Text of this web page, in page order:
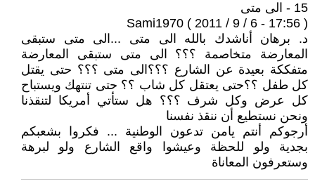
15 - الى متى
Sami1970 ( 2011 / 9 / 6 - 17:56 )
د. برهان أناشدك بالله الى متى ...الى متى ستبقى
المعارضة متخاصمة ؟؟؟ الى متى ستبقى المعارضة
متفككة بعيدة عن الشارع ؟؟؟الى متى ؟؟؟ حتى يقتل
كل طفل ؟؟حتى يعتقل كل شاب ؟؟ حتى تنتهك ويستباح
كل عرض وكل شرف ؟؟؟ هل ستأتي أمريكا لتنقذنا
ونحن نستطيع أن ننقذ نفسنا
أرجوكم أنتم يامن تدعون الوطنية ... فكروا بشعبكم
بجدية ولو للحظة وعيشوا واقع الشارع ولو لبرهة
وستعرفون المعاناة